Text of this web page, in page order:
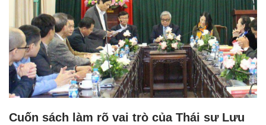
Cuốn sách làm rõ vai trò của Thái sư Lưu